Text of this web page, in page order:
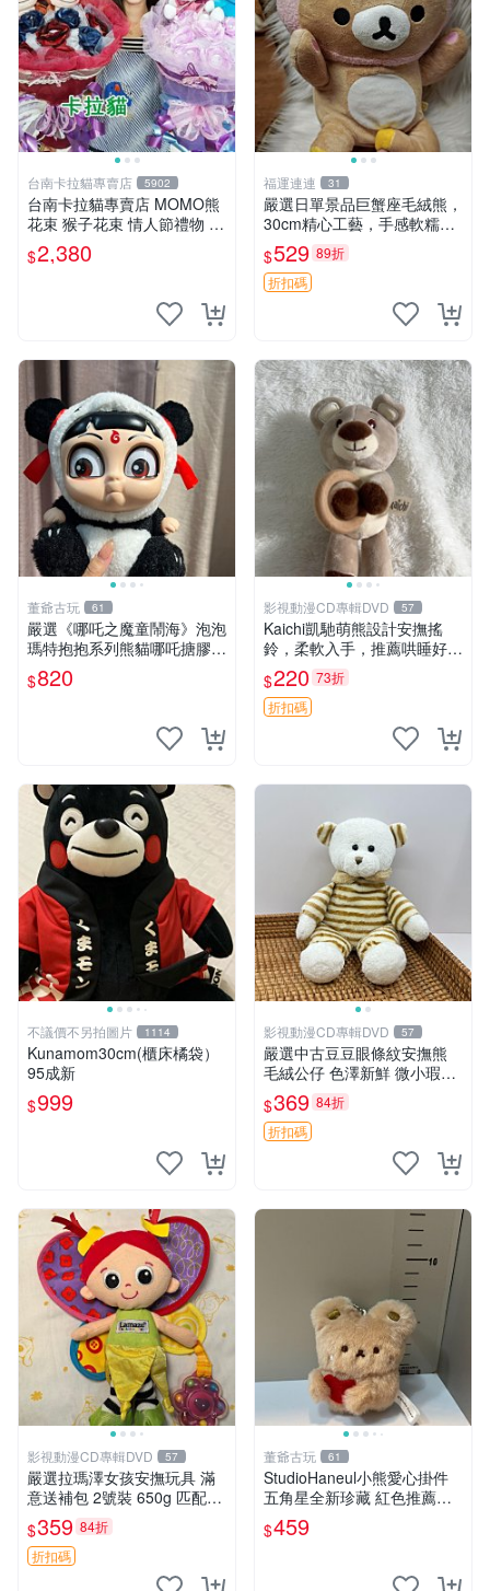
台南卡拉貓專賣店 5902
台南卡拉貓專賣店 MOMO熊
花束 猴子花束 情人節禮物 二
選一 可繡字 可今天寄明天到
$2,380
福運連連 31
嚴選日單景品巨蟹座毛絨熊，
30cm精心工藝，手感軟糯推
薦收藏送人 巨蟹座 毛絨玩具
精緻做工
$529 89折
折扣碼
董爺古玩 61
嚴選《哪吒之魔童鬧海》泡泡
瑪特抱抱系列熊貓哪吒搪膠臉
毛絨， STATE：如圖顯示 哪
吒 毛絨公仔 泡泡瑪特
$820
影視動漫CD專輯DVD 57
Kaichi凱馳萌熊設計安撫搖
鈴，柔軟入手，推薦哄睡好選
擇 熊公仔 安撫玩具 喂食環
$220 73折
折扣碼
不議價不另拍圖片 1114
Kunamom30cm(櫃床橘袋）
95成新
$999
影視動漫CD專輯DVD 57
嚴選中古豆豆眼條紋安撫熊
毛絨公仔 色澤新鮮 微小瑕疵
可收藏 中古 安撫熊 條紋公仔
$369 84折
折扣碼
影視動漫CD專輯DVD 57
嚴選拉瑪澤女孩安撫玩具 滿
意送補包 2號裝 650g 匹配嬰
幼童舒壓好伴侶 女孩專用 安
心選擇 安撫玩偶 衝包 玩具
$359 84折
折扣碼
董爺古玩 61
StudioHaneul小熊愛心掛件
五角星全新珍藏 紅色推薦收
藏 玩具掛飾 掛件 新品
$459